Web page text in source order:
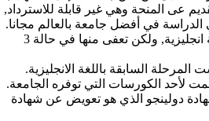
عى المنحة وهي غير قابلة للاسترداد,
في أفضل جامعة بالعالم مجانا.
شرط توفير شهادة لغة انجليزية, ولكن تعفى منها في حالة 3
السابقة باللغة الانجليزية.
لأحد الكورسات التي توفره الجامعة.
دولينجو الذي هو تعويض عن شهادة